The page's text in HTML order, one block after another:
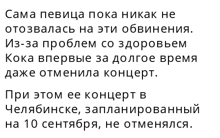
Сама певица пока никак не
отозвалась на эти обвинения.
Из-за проблем со здоровьем
Кока впервые за долгое время
даже отменила концерт.
При этом ее концерт в
Челябинске, запланированный
на 10 сентября, не отменялся.